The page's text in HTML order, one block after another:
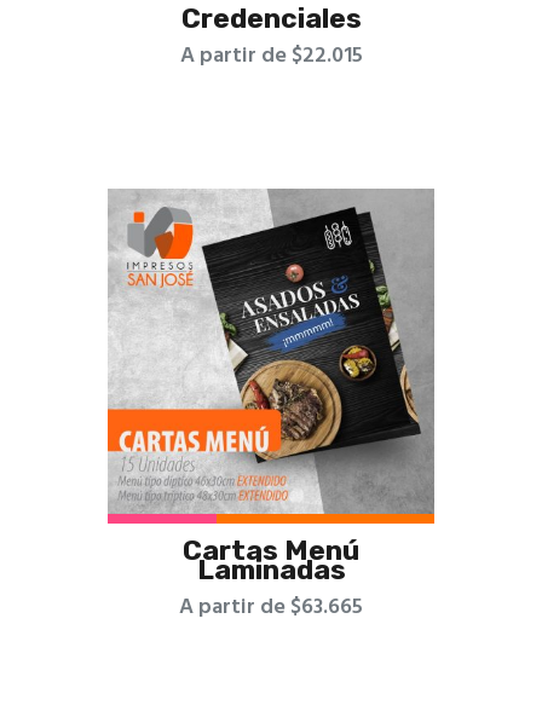
Credenciales
A partir de $22.015
Cartas Menú
Laminadas
A partir de $63.665